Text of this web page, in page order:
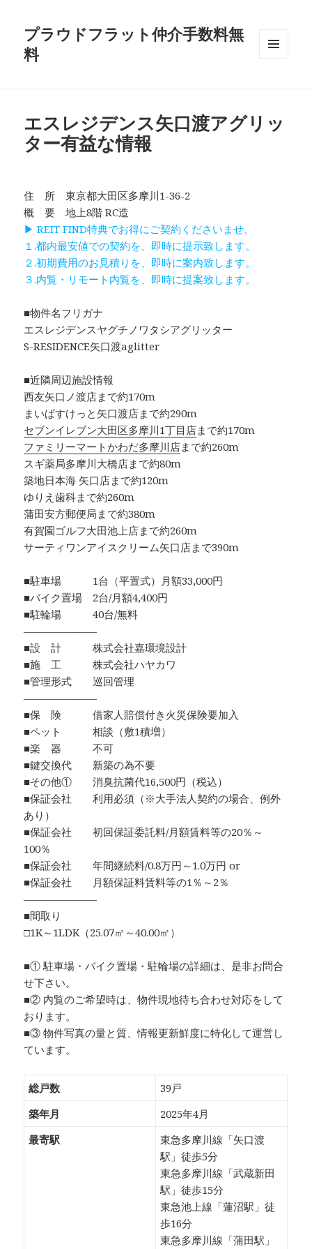
プラウドフラット仲介手数料無
料
エスレジデンス矢口渡アグリッ
ター有益な情報
住 所 東京都大田区多摩川1-36-2
概 要 地上8階 RC造
▶ REIT FIND特典でお得にご契約くださいませ。
１.都内最安値での契約を、即時に提示致します。
２.初期費用のお見積りを、即時に案内致します。
３.内覧・リモート内覧を、即時に提案致します。
■物件名フリガナ
エスレジデンスヤグチノワタシアグリッター
S-RESIDENCE矢口渡aglitter
■近隣周辺施設情報
西友矢口ノ渡店まで約170m
まいばすけっと矢口渡店まで約290m
セブンイレブン大田区多摩川1丁目店まで約170m
ファミリーマートかわだ多摩川店まで約260m
スギ薬局多摩川大橋店まで約80m
築地日本海 矢口店まで約120m
ゆりえ歯科まで約260m
蒲田安方郵便局まで約380m
有賀園ゴルフ大田池上店まで約260m
サーティワンアイスクリーム矢口店まで390m
■駐車場 1台（平置式）月額33,000円
■バイク置場 2台/月額4,400円
■駐輪場 40台/無料
―――――――
■設 計 株式会社嘉環境設計
■施 工 株式会社ハヤカワ
■管理形式 巡回管理
―――――――
■保 険 借家人賠償付き火災保険要加入
■ペット 相談（敷1積増）
■楽 器 不可
■鍵交換代 新築の為不要
■その他① 消臭抗菌代16,500円（税込）
■保証会社 利用必須（※大手法人契約の場合、例外
あり）
■保証会社 初回保証委託料/月額賃料等の20％～
100％
■保証会社 年間継続料/0.8万円～1.0万円 or
■保証会社 月額保証料賃料等の1％～2％
―――――――
■間取り
□1K～1LDK（25.07㎡～40.00㎡）
■① 駐車場・バイク置場・駐輪場の詳細は、是非お問合
せ下さい。
■② 内覧のご希望時は、物件現地待ち合わせ対応をして
おります。
■③ 物件写真の量と質、情報更新鮮度に特化して運営し
ています。
総戸数
39戸
築年月
2025年4月
最寄駅
東急多摩川線「矢口渡
駅」徒歩5分
東急多摩川線「武蔵新田
駅」徒歩15分
東急池上線「蓮沼駅」徒
歩16分
東急多摩川線「蒲田駅」